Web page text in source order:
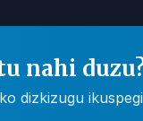
nahi
dizkizugu